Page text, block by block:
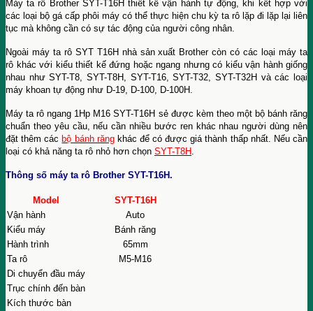
Máy ta rô Brother SYT-T16H thiết kế vận hành tự động, khi kết hợp với
các loại bộ gá cấp phôi máy có thể thực hiện chu kỳ ta rô lặp đi lặp lại liên
tục mà không cần có sự tác động của người công nhân.
Ngoài máy ta rô SYT T16H nhà sản xuất Brother còn có các loại máy ta
rô khác với kiểu thiết kế đứng hoặc ngang nhưng có kiểu vận hành giống
nhau như SYT-T8, SYT-T8H, SYT-T16, SYT-T32, SYT-T32H và các loại
máy khoan tự động như D-19, D-100, D-100H.
Máy ta rô ngang 1Hp M16 SYT-T16H sẻ được kèm theo một bộ bánh răng
chuẩn theo yêu cầu, nếu cần nhiều bước ren khác nhau người dùng nên
đặt thêm các bộ bánh răngkhác để có được giá thành thấp nhất. Nếu cần
loại có khả năng ta rô nhỏ hơn chọn SYT-T8H
Thông số máy ta rô Brother SYT-T16H.
Model
SYT-T16H
Vận hành
Auto
Kiểu máy
Bánh răng
Hành trình
65mm
Ta rô
M5-M16
Di chuyển đầu máy
Trục chính đến bàn
Kích thước bàn